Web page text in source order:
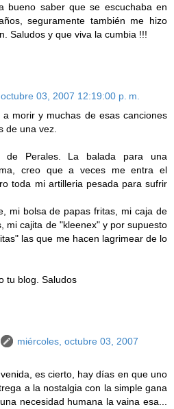
bueno saber que se escuchaba en
seguramente también me hizo
Saludos y que viva la cumbia !!!
03, 2007 12:19:00 p. m.
a morir y muchas de esas canciones
de una vez.
de Perales. La balada para una
creo que a veces me entra el
toda mi artilleria pesada para sufrir
mi bolsa de papas fritas, mi caja de
mi cajita de "kleenex" y por supuesto
las que me hacen lagrimear de lo
tu blog. Saludos
miércoles, octubre 03, 2007
es cierto, hay días en que uno
a la nostalgia con la simple gana
necesidad humana la vaina esa...